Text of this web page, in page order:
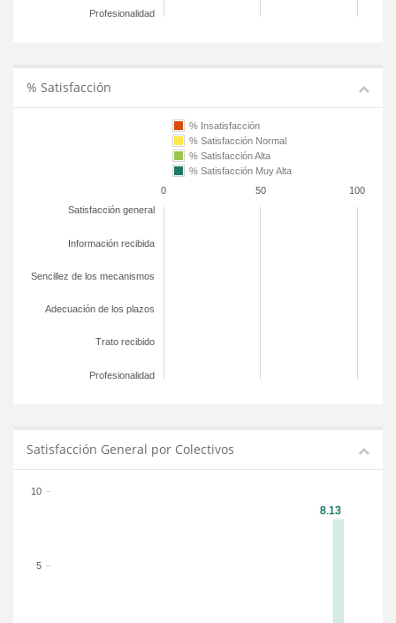
Profesionalidad
% Satisfacción
0 50
100
Satisfacción general
Información recibida
Sencillez de los mecanismos
Adecuación de los plazos
Trato recibido
Profesionalidad
% Insatisfacción
% Satisfacción Normal
% Satisfacción Alta
% Satisfacción Muy Alta
Satisfacción General por Colectivos
5
10